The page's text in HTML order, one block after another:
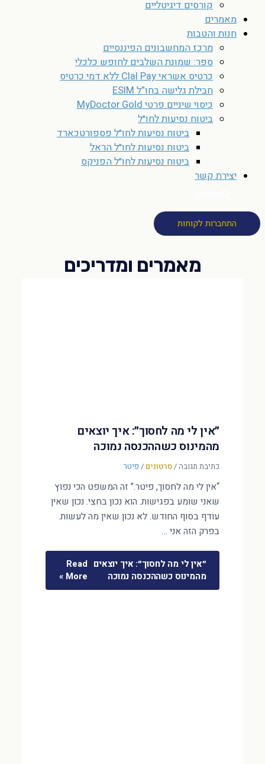
קורסים דיגיטליים
מאמרים
חנות והטבות
מרכז המחשבונים הפיננסיים
ספר: שמונת השלבים לחופש כלכלי
כרטיס אשראי Clal Pay ללא דמי כרטיס
חבילת גלישה בחו”ל ESIM
כיסוי שיניים פרטי MyDoctor Gold
ביטוח נסיעות לחו״ל
ביטוח נסיעות לחו״ל פספורטכארד
ביטוח נסיעות לחו״ל הראל
ביטוח נסיעות לחו״ל הפניקס
יצירת קשר
התחברות לקוחות
״אין לי מה לחסוך״: איך יוצאים
מהמינוס כשההכנסה נמוכה
כתיבת תגובה/סרטונים / פיטר
“אין לי מה לחסוך, פיטר.” זה המשפט הכי נפוץ
שאני שומע בפגישות. הוא נכון בחצי. נכון שאין
עודף בסוף החודש. לא נכון שאין מה לעשות.
בפרק הזה אני …
״אין לי מה לחסוך״: איך יוצאים
מהמינוס כשההכנסה נמוכה
Read
More »